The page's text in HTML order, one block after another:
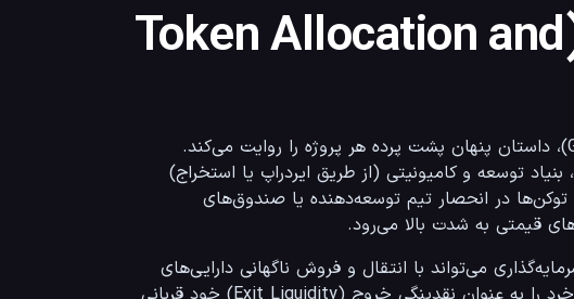
توزیع و تخصیص توکن (Token Allocation and